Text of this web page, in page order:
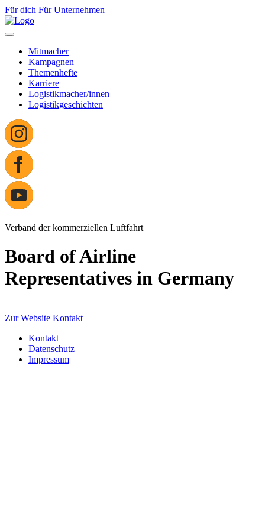
Für dich Für Unternehmen
Mitmacher
Kampagnen
Themenhefte
Karriere
Logistikmacher/innen
Logistikgeschichten
Verband der kommerziellen Luftfahrt
Board of Airline
Representatives in Germany
Zur Website Kontakt
Kontakt
Datenschutz
Impressum